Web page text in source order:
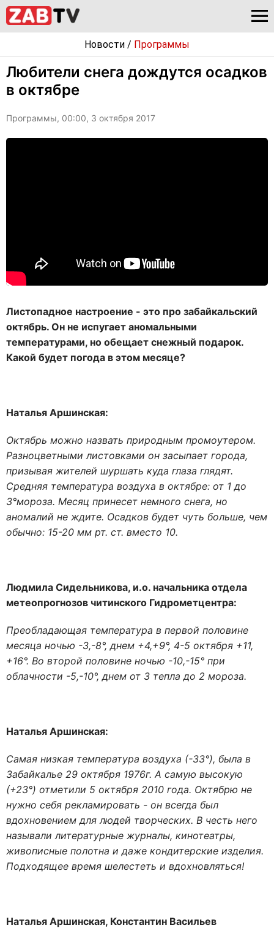
Новости / Программы
Любители снега дождутся осадков
в октябре
Программы, 00:00, 3 октября 2017
Листопадное настроение - это про забайкальский
октябрь. Он не испугает аномальными
температурами, но обещает снежный подарок.
Какой будет погода в этом месяце?
Наталья Аршинская:
Октябрь можно назвать природным промоутером.
Разноцветными листовками он засыпает города,
призывая жителей шуршать куда глаза глядят.
Средняя температура воздуха в октябре: от 1 до
3°мороза. Месяц принесет немного снега, но
аномалий не ждите. Осадков будет чуть больше, чем
обычно: 15-20 мм рт. ст. вместо 10.
Людмила Сидельникова, и.о. начальника отдела
метеопрогнозов читинского Гидрометцентра:
Преобладающая температура в первой половине
месяца ночью -3,-8°, днем +4,+9°, 4-5 октября +11,
+16°. Во второй половине ночью -10,-15° при
облачности -5,-10°, днем от 3 тепла до 2 мороза.
Наталья Аршинская:
Самая низкая температура воздуха (-33°), была в
Забайкалье 29 октября 1976г. А самую высокую
(+23°) отметили 5 октября 2010 года. Октябрю не
нужно себя рекламировать - он всегда был
вдохновением для людей творческих. В честь него
называли литературные журналы, кинотеатры,
живописные полотна и даже кондитерские изделия.
Подходящее время шелестеть и вдохновляться!
Наталья Аршинская, Константин Васильев